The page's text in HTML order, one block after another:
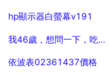
2025-07-29
hp顯示器白螢幕v191
2025-07-29 我46歲，想問一下，吃健安喜葡萄籽膠囊100mg和300mg,哪個好，我面板過敏的
2025-07-29
依波表02361437價格